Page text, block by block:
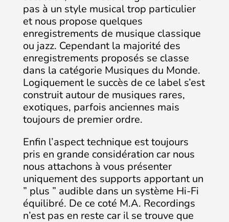
pas à un style musical trop particulier
et nous propose quelques
enregistrements de musique classique
ou jazz. Cependant la majorité des
enregistrements proposés se classe
dans la catégorie Musiques du Monde.
Logiquement le succès de ce label s’est
construit autour de musiques rares,
exotiques, parfois anciennes mais
toujours de premier ordre.
Enfin l’aspect technique est toujours
pris en grande considération car nous
nous attachons à vous présenter
uniquement des supports apportant un
” plus ” audible dans un système Hi-Fi
équilibré. De ce coté M.A. Recordings
n’est pas en reste car il se trouve que